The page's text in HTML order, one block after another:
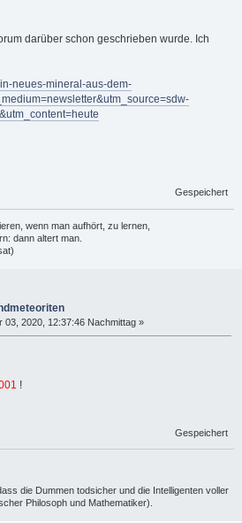
darüber schon geschrieben wurde. Ich
neues-mineral-aus-dem-
Gespeichert
wenn man aufhört, zu lernen,
dann altert man.
03, 2020, 12:37:46 Nachmittag »
!
Gespeichert
die Dummen todsicher und die Intelligenten voller
Philosoph und Mathematiker).